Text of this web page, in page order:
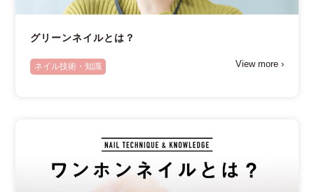
グリーンネイルとは？
ネイル技術・知識 View more ›